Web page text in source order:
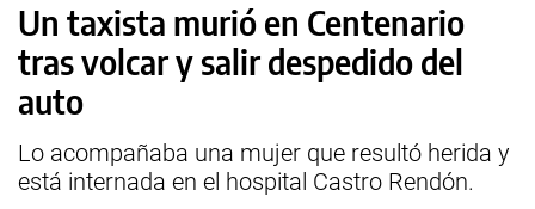
Un taxista murió en Centenario
tras volcar y salir despedido del
auto
Lo acompañaba una mujer que resultó herida y
está internada en el hospital Castro Rendón.